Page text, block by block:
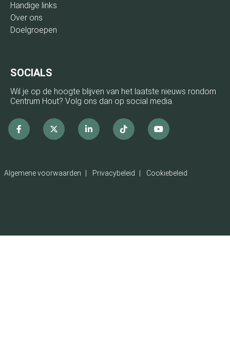
Handige links
Over ons
Doelgroepen
SOCIALS
Wil je op de hoogte blijven van het laatste nieuws rondom
Centrum Hout? Volg ons dan op social media.
Facebook
x linkedinTiktok Youtube
Algemene voorwaarden Privacybeleid Cookiebeleid